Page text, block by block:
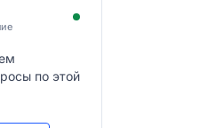
по этой